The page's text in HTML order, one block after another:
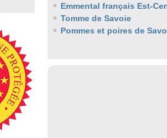
Emmental français Est-
Tomme de Savoie
Pommes et poires de